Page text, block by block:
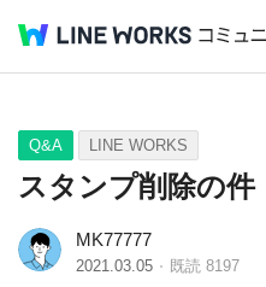
Q&A Tips Ideas
Q&A LINE WORKS
スタンプ削除の件
MK77777
2021.03.05 既読 8197